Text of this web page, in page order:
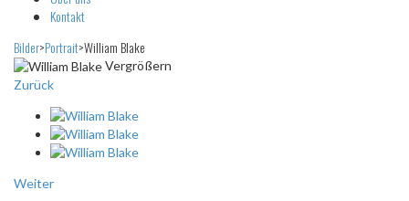
Kontakt
Bilder>Portrait>William Blake
Vergrößern
Zurück
Weiter